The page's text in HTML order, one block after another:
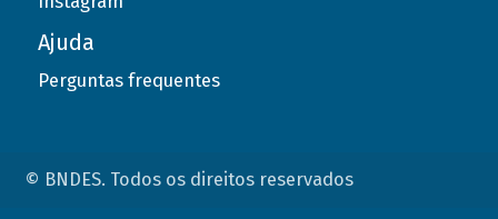
Ajuda
Perguntas frequentes
© BNDES. Todos os direitos reservados